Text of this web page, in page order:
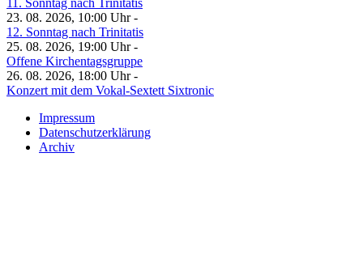
23. 08. 2026, 10:00 Uhr -
12. Sonntag nach Trinitatis
25. 08. 2026, 19:00 Uhr -
Offene Kirchentagsgruppe
26. 08. 2026, 18:00 Uhr -
Konzert mit dem Vokal-Sextett Sixtronic
Impressum
Datenschutzerklärung
Archiv